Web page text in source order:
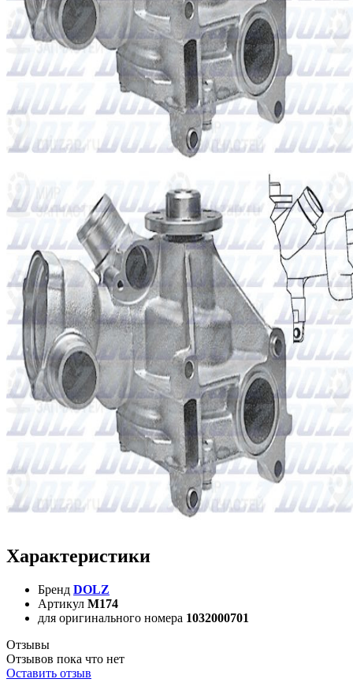
Характеристики
Бренд DOLZ
Артикул M174
для оригинального номера 1032000701
Отзывы
Отзывов пока что нет
Оставить отзыв